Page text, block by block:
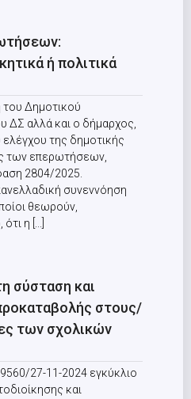
ή πολιτικά
Δημοτικού
ΔΣ αλλά και ο δήμαρχος,
της δημοτικής
των επερωτήσεων,
2804/2025.
συνεννόηση
θεωρούν,
η [...]
σύσταση και
στους/
των σχολικών
27-11-2024 εγκύκλιο
και